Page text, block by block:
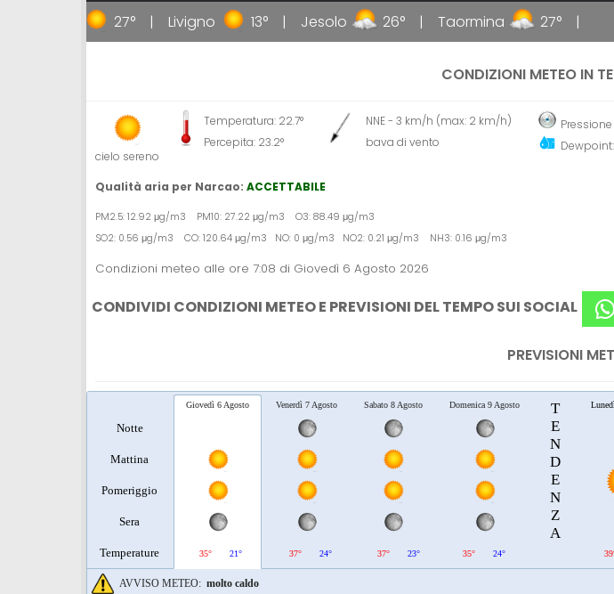
27° Livigno 13° Jesolo 26° Taormina 27°
CONDIZIONI METEO IN
cielo sereno
Temperatura: 22.7°
Percepita: 23.2°
NNE - 3 km/h (max: 2 km/h)
bava di vento
Pressione
Qualità aria per Narcao: ACCETTABILE
PM2.5: 12.92 μg/m3 PM10: 27.22 μg/m3 O3: 88.49 μg/m3
SO2: 0.56 μg/m3 CO: 120.64 μg/m3 NO: 0 μg/m3 NO2: 0.21 μg/m3 NH3: 0.16 μg/m3
Condizioni meteo alle ore 7:08 di Giovedì 6 Agosto 2026
CONDIVIDI CONDIZIONI METEO E PREVISIONI DEL TEMPO SUI SOCIAL
PREVISIONI
Notte
Mattina
Pomeriggio
Sera
Temperature
Giovedì 6 Agosto
35° 21°
Venerdì 7 Agosto
37° 24°
Sabato 8 Agosto
37° 23°
Domenica 9 Agosto
35° 24°
T
E
N
D
E
N
Z
A
AVVISO METEO: molto caldo